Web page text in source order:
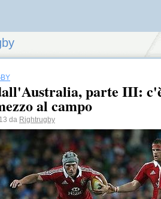
parte III:
al campo
da Rightrugby